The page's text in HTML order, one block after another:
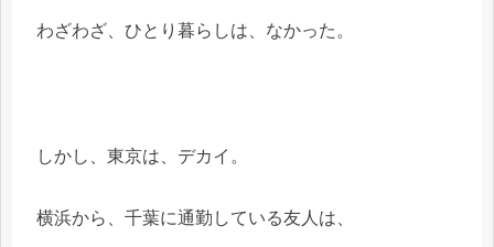
わざわざ、ひとり暮らしは、なかった。
しかし、東京は、デカイ。
横浜から、千葉に通勤している友人は、